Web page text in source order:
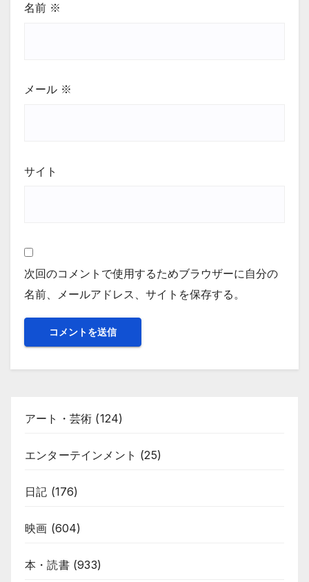
名前 ※
メール ※
サイト
次回のコメントで使用するためブラウザーに自分の
名前、メールアドレス、サイトを保存する。
アート・芸術 (124)
エンターテインメント (25)
日記 (176)
映画 (604)
本・読書(933)